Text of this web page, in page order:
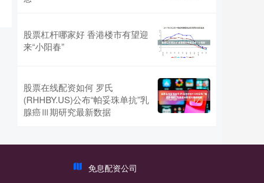
股票杠杆哪家好 香港楼市有望迎
来“小阳春”
股票在线配资如何 罗氏
(RHHBY.US)公布“帕妥珠单抗”乳
腺癌Ⅲ期研究最新数据
免息配资公司